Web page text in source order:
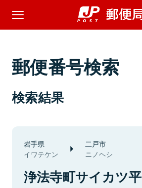
郵便番号検索
検索結果
岩手県
イワテケン
二戸市
ニノヘシ
浄法寺町サイカツ平